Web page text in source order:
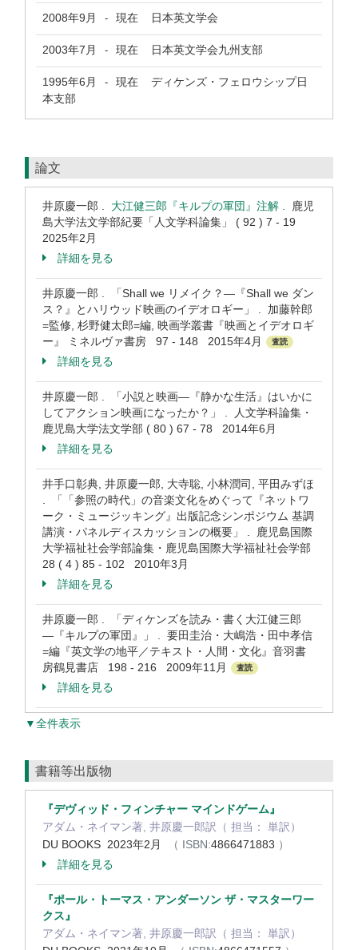
2008年9月 - 現在 日本英文学会
2003年7月 - 現在 日本英文学会九州支部
1995年6月 - 現在 ディケンズ・フェロウシップ日
本支部
論文
井原慶一郎 . 大江健三郎『キルプの軍団』注解 .
鹿児
島大学法文学部紀要「人文学科論集」 ( 92 ) 7 - 19
2025年2月
詳細を見る
井原慶一郎 . 「Shall we リメイク？―『Shall we ダン
ス？』とハリウッド映画のイデオロギー」 . 加藤幹郎
=監修, 杉野健太郎=編, 映画学叢書『映画とイデオロギ
ー』 ミネルヴァ書房 97 - 148 2015年4月
査読
詳細を見る
井原慶一郎 . 「小説と映画―『静かな生活』はいかに
してアクション映画になったか？」 . 人文学科論集・
鹿児島大学法文学部 ( 80 ) 67 - 78 2014年6月
詳細を見る
井手口彰典, 井原慶一郎, 大寺聡, 小林潤司, 平田みずほ
. 「「参照の時代」の音楽文化をめぐって『ネットワ
ーク・ミュージッキング』出版記念シンポジウム 基調
講演・パネルディスカッションの概要」 . 鹿児島国際
大学福祉社会学部論集・鹿児島国際大学福祉社会学部
28 ( 4 ) 85 - 102 2010年3月
詳細を見る
井原慶一郎 . 「ディケンズを読み・書く大江健三郎
―『キルプの軍団』」 . 要田圭治・大嶋浩・田中孝信
=編『英文学の地平／テキスト・人間・文化』音羽書
房鶴見書店 198 - 216 2009年11月
査読
詳細を見る
▼全件表示
書籍等出版物
『デヴィッド・フィンチャー マインドゲーム』
アダム・ネイマン著, 井原慶一郎訳（ 担当： 単訳）
DU BOOKS 2023年2月
（ ISBN:4866471883 ）
詳細を見る
『ポール・トーマス・アンダーソン ザ・マスターワー
クス』
アダム・ネイマン著, 井原慶一郎訳（ 担当： 単訳）